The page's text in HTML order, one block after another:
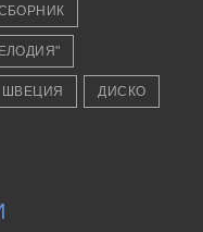
ШВЕЦИЯ ДИСКО